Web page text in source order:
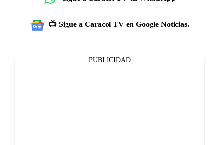
📺 Sigue a Caracol TV en Google Noticias.
PUBLICIDAD